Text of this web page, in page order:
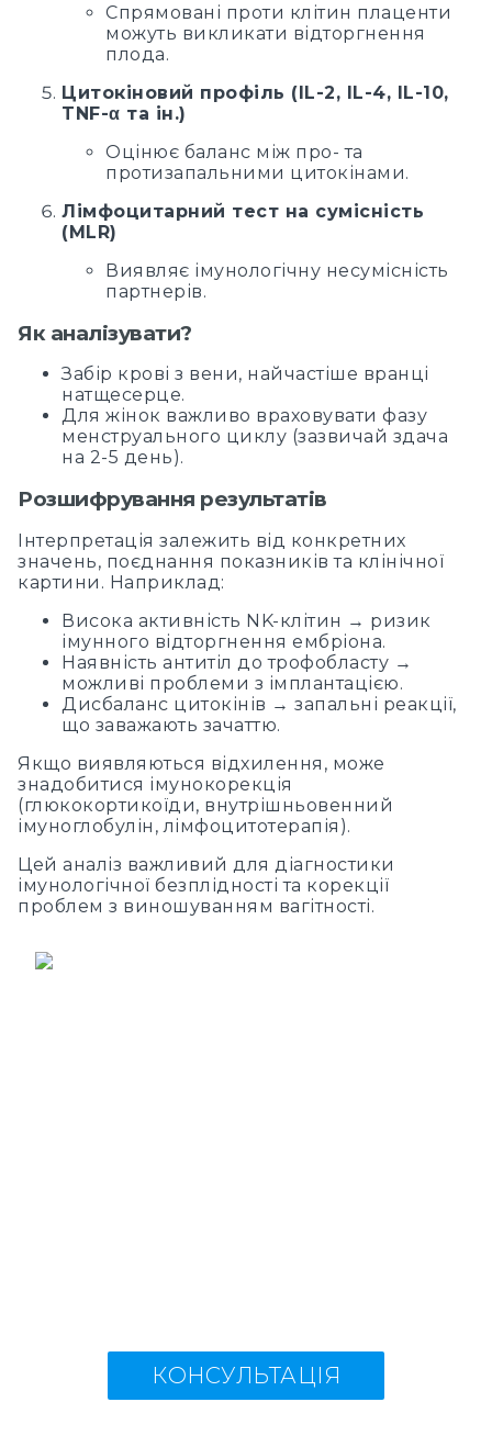
Спрямовані проти клітин плаценти
можуть викликати відторгнення
плода.
Цитокіновий профіль (IL-2, IL-4, IL-10,
TNF-α та ін.)
Оцінює баланс між про- та
протизапальними цитокінами.
Лімфоцитарний тест на сумісність
(MLR)
Виявляє імунологічну несумісність
партнерів.
Як аналізувати?
Забір крові з вени, найчастіше вранці
натщесерце.
Для жінок важливо враховувати фазу
менструального циклу (зазвичай здача
на 2-5 день).
Розшифрування результатів
Інтерпретація залежить від конкретних
значень, поєднання показників та клінічної
картини. Наприклад:
Висока активність NK-клітин → ризик
імунного відторгнення ембріона.
Наявність антитіл до трофобласту →
можливі проблеми з імплантацією.
Дисбаланс цитокінів → запальні реакції,
що заважають зачаттю.
Якщо виявляються відхилення, може
знадобитися імунокорекція
(глюкокортикоїди, внутрішньовенний
імуноглобулін, лімфоцитотерапія).
Цей аналіз важливий для діагностики
імунологічної безплідності та корекції
проблем з виношуванням вагітності.
КОНСУЛЬТАЦІЯ